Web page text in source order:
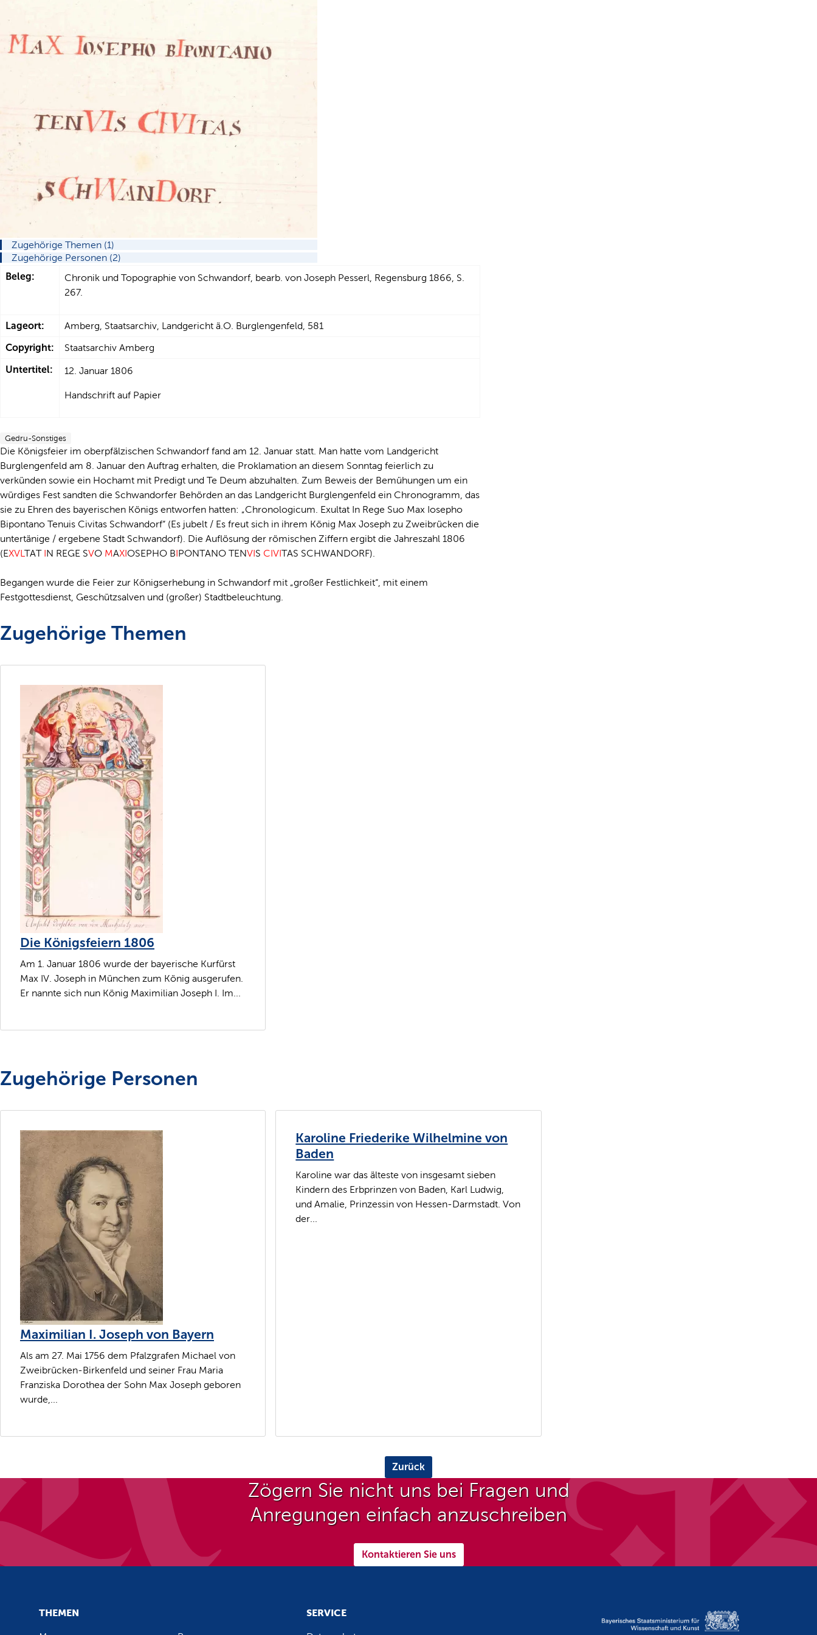
Zugehörige Themen (1)
Zugehörige Personen (2)
Beleg:
Chronik und Topographie von Schwandorf, bearb. von Joseph Pesserl, Regensburg 1866, S.
267.
Lageort: Amberg, Staatsarchiv, Landgericht ä.O. Burglengenfeld, 581
Copyright: Staatsarchiv Amberg
Untertitel: 12. Januar 1806
Handschrift auf Papier
Gedru-Sonstiges
Die Königsfeier im oberpfälzischen Schwandorf fand am 12. Januar statt. Man hatte vom Landgericht
Burglengenfeld am 8. Januar den Auftrag erhalten, die Proklamation an diesem Sonntag feierlich zu
verkünden sowie ein Hochamt mit Predigt und Te Deum abzuhalten. Zum Beweis der Bemühungen um ein
würdiges Fest sandten die Schwandorfer Behörden an das Landgericht Burglengenfeld ein Chronogramm, das
sie zu Ehren des bayerischen Königs entworfen hatten: „Chronologicum. Exultat In Rege Suo Max Iosepho
Bipontano Tenuis Civitas Schwandorf“ (Es jubelt / Es freut sich in ihrem König Max Joseph zu Zweibrücken die
untertänige / ergebene Stadt Schwandorf). Die Auflösung der römischen Ziffern ergibt die Jahreszahl 1806
(EXVL TAT IN REGE SVO MAXIOSEPHO BIPONTANO TENVIS CIVITAS SCHWANDORF).
Begangen wurde die Feier zur Königserhebung in Schwandorf mit „großer Festlichkeit“, mit einem
Festgottesdienst, Geschützsalven und (großer) Stadtbeleuchtung.
Zugehörige Themen
Die Königsfeiern 1806
Am 1. Januar 1806 wurde der bayerische Kurfürst
Max IV. Joseph in München zum König ausgerufen.
Er nannte sich nun König Maximilian Joseph I. Im...
Zugehörige Personen
Maximilian I. Joseph von Bayern
Als am 27. Mai 1756 dem Pfalzgrafen Michael von
Zweibrücken-Birkenfeld und seiner Frau Maria
Franziska Dorothea der Sohn Max Joseph geboren
wurde,...
Karoline Friederike Wilhelmine von
Baden
Karoline war das älteste von insgesamt sieben
Kindern des Erbprinzen von Baden, Karl Ludwig,
und Amalie, Prinzessin von Hessen-Darmstadt. Von
der...
Zurück
Zögern Sie nicht uns bei Fragen und
Anregungen einfach anzuschreiben
Kontaktieren Sie uns
THEMEN SERVICE